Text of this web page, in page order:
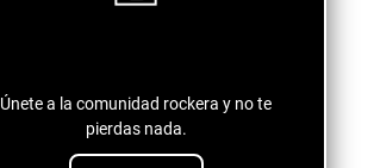
Únete a la comunidad rockera y no te
pierdas nada.